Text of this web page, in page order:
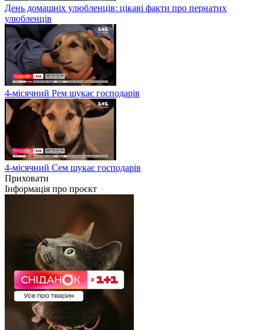
День домашніх улюбленців: цікаві факти про пернатих
улюбленців
4-місячний Рем шукає господарів
4-місячний Сем шукає господарів
Приховати
Інформація про проєкт